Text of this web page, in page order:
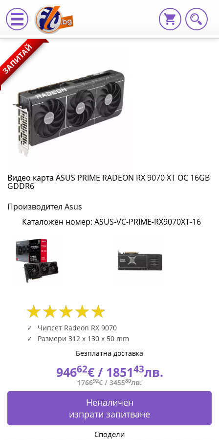
Видео
карта
ASUS
PRIME
RADEON
RX
XT
OC
16GB
GDDR6
ASUS-
VC-
RX9070XT-
16
|
Fly.bg
ЗАПИТАЙ
Видео карта ASUS PRIME RADEON RX 9070 XT OC 16GB
GDDR6
Производител Asus
Каталожен номер: ASUS-VC-PRIME-RX9070XT-16
Чипсет Radeon RX 9070
Размери 312 x 130 x 50 mm
Безплатна доставка
94662€ / 185143лв.
176692€ /345580лв.
Неналичен
изпрати запитване
Сподели